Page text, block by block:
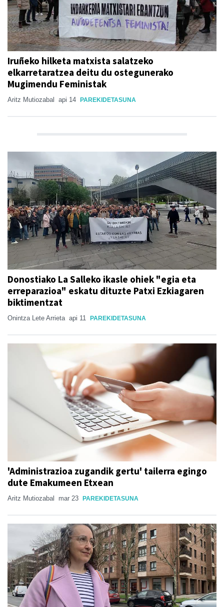
Iruñeko hilketa matxista salatzeko
elkarretaratzea deitu du ostegunerako
Mugimendu Feministak
Aritz Mutiozabal api 14 PAREKIDETASUNA
Donostiako La Salleko ikasle ohiek "egia eta
erreparazioa" eskatu dituzte Patxi Ezkiagaren
biktimentzat
Onintza Lete Arrieta api 11 PAREKIDETASUNA
'Administrazioa zugandik gertu' tailerra egingo
dute Emakumeen Etxean
Aritz Mutiozabal mar 23 PAREKIDETASUNA